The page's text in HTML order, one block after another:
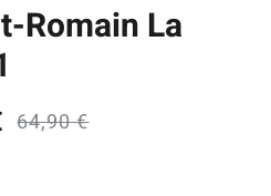
Romain La
64,90€